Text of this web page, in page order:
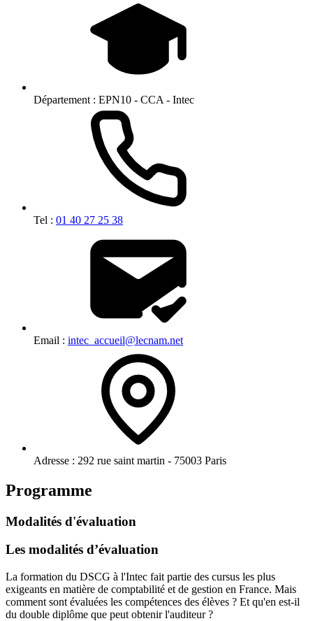
Département : EPN10 - CCA - Intec
Tel : 01 40 27 25 38
Email : intec_accueil@lecnam.net
Adresse : 292 rue saint martin - 75003 Paris
Programme
Modalités d'évaluation
Les modalités d’évaluation
La formation du DSCG à l'Intec fait partie des cursus les plus
exigeants en matière de comptabilité et de gestion en France. Mais
comment sont évaluées les compétences des élèves ? Et qu'en est-il
du double diplôme que peut obtenir l'auditeur ?